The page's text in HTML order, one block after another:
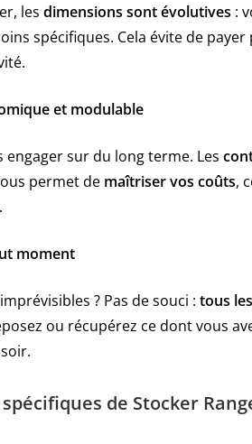
les dimensions sont évolutives :
spécifiques. Cela évite de
et modulable
engager sur du long terme. Les
permet de maîtriser vos coûts,
moment
? Pas de souci : tous
ou récupérez ce dont vous
de Stocker